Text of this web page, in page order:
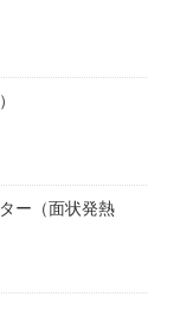
ー（面状発熱